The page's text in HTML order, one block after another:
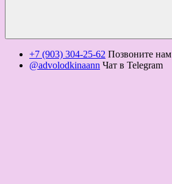
+7 (903) 304-25-62 Позвоните нам
@advolodkinaann Чат в Telegram